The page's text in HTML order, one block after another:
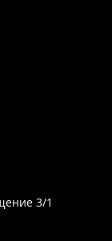
3/1